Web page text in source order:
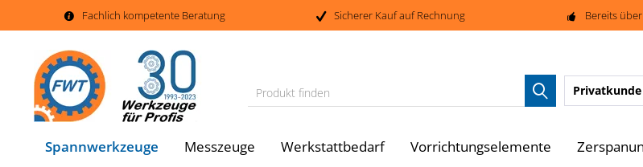
Fachlich kompetente Beratung Sicherer Kauf auf Rechnung Bereits
Produkt finden Privatkunde
Spannwerkzeuge Messzeuge Werkstattbedarf Vorrichtungselemente